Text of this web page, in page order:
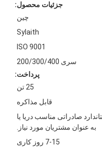
جزئیات محصول:
چین
Sylaith
ISO 9001
سری 200/300/400
پرداخت:
25 تن
قابل مذاکره
صادراتی مناسب دریا یا
به عنوان مشتریان مورد نیاز.
7-15 روز کاری